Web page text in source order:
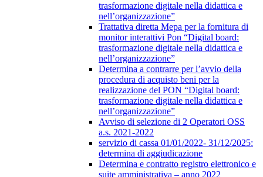
trasformazione digitale nella didattica e
nell’organizzazione”
Trattativa diretta Mepa per la fornitura di
monitor interattivi Pon “Digital board:
trasformazione digitale nella didattica e
nell’organizzazione”
Determina a contrarre per l’avvio della
procedura di acquisto beni per la
realizzazione del PON “Digital board:
trasformazione digitale nella didattica e
nell’organizzazione”
Avviso di selezione di 2 Operatori OSS
a.s. 2021-2022
servizio di cassa 01/01/2022- 31/12/2025:
determina di aggiudicazione
Determina e contratto registro elettronico e
suite amministrativa – anno 2022